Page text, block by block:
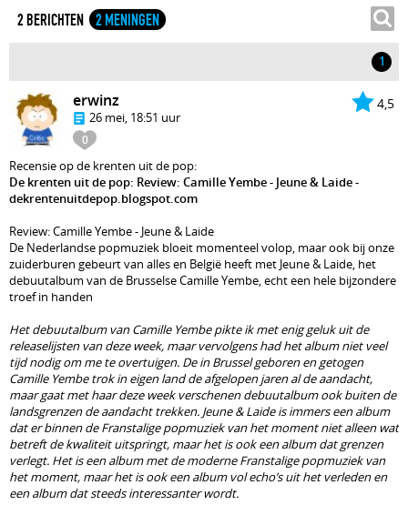
2 BERICHTEN 2 MENINGEN
1
4,5
0
erwinz
26 mei, 18:51 uur
Recensie op de krenten uit de pop:
De krenten uit de pop: Review: Camille Yembe - Jeune & Laide -
dekrentenuitdepop.blogspot.com
Review: Camille Yembe - Jeune & Laide
De Nederlandse popmuziek bloeit momenteel volop, maar ook bij onze
zuiderburen gebeurt van alles en België heeft met Jeune & Laide, het
debuutalbum van de Brusselse Camille Yembe, echt een hele bijzondere
troef in handen
Het debuutalbum van Camille Yembe pikte ik met enig geluk uit de
releaselijsten van deze week, maar vervolgens had het album niet veel
tijd nodig om me te overtuigen. De in Brussel geboren en getogen
Camille Yembe trok in eigen land de afgelopen jaren al de aandacht,
maar gaat met haar deze week verschenen debuutalbum ook buiten de
landsgrenzen de aandacht trekken. Jeune & Laide is immers een album
dat er binnen de Franstalige popmuziek van het moment niet alleen wat
betreft de kwaliteit uitspringt, maar het is ook een album dat grenzen
verlegt. Het is een album met de moderne Franstalige popmuziek van
het moment, maar het is ook een album vol echo’s uit het verleden en
een album dat steeds interessanter wordt.